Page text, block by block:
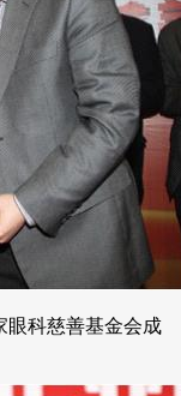
眼科慈善基金会成